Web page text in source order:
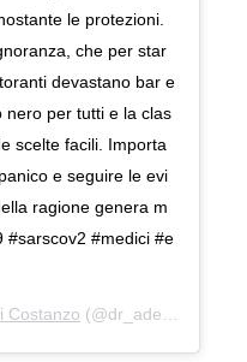
le protezioni.
che per star
devastano bar e
nero per tutti e la clas
scelte facili. Importa
e seguire le evi
ragione genera m
#sarscov2 #medici #e
Costanzo (@dr_adeledicostanzo) in data: